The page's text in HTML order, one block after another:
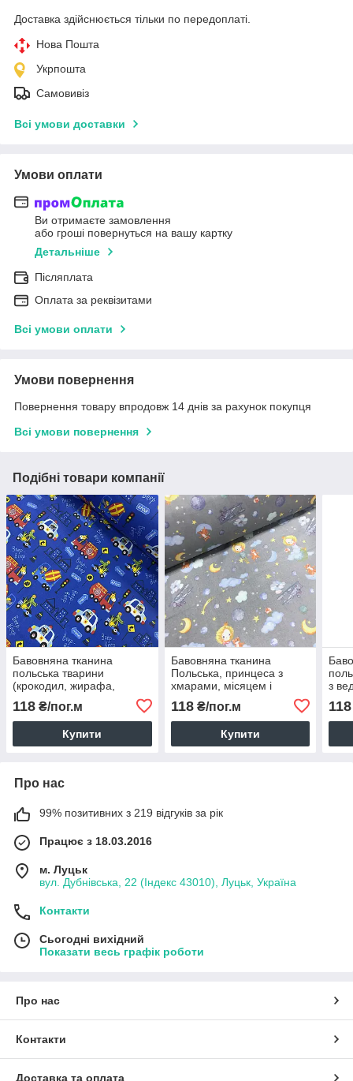
Доставка здійснюється тільки по передоплаті.
Нова Пошта
Укрпошта
Самовивіз
Всі умови доставки
Умови оплати
Ви отримаєте замовлення
або гроші повернуться на вашу картку
Детальніше
Післяплата
Оплата за реквізитами
Всі умови оплати
Умови повернення
Повернення товару впродовж 14 днів за рахунок покупця
Всі умови повернення
Подібні товари компанії
Бавовняна тканина
польська тварини
(крокодил, жирафа,
машинках на синьому
(0545)
118 ₴/пог.м
Купити
Бавовняна тканина
Польська, принцеса з
хмарами, місяцем і
місяцем на сірому (0384)
118₴/пог.м
Купити
з
118
Про нас
99% позитивних з 219 відгуків за рік
Працює з 18.03.2016
м. Луцьк
вул. Дубнівська, 22 (Індекс 43010), Луцьк, Україна
Контакти
Сьогодні вихідний
Показати весь графік роботи
Про нас
Контакти
Доставка та оплата